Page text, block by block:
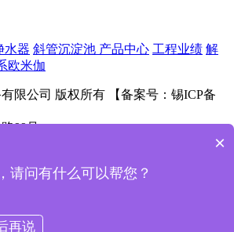
水器 斜管沉淀池 产品中心 工程业绩 解
欧米伽
限公司 版权所有 【备案号：锡ICP备
99号
×
请问有什么可以帮您？
再说